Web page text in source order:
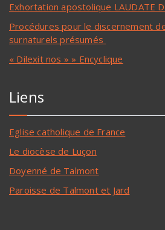
Exhortation apostolique LAUDATE
Procédures pour le discernement
surnaturels présumés
« Dilexit nos » » Encyclique
Liens
Eglise catholique de France
Le diocèse de Luçon
Doyenné de Talmont
Paroisse de Talmont et Jard